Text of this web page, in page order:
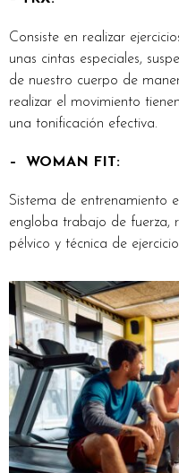
Consiste en realizar
unas cintas especiales,
de nuestro cuerpo de
realizar el movimiento
una tonificación efectiva.
– WOMAN FIT:
Sistema de entrenamiento
engloba trabajo de fuerza,
pélvico y técnica de